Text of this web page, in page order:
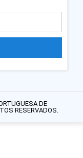
DE
RESERVADOS.